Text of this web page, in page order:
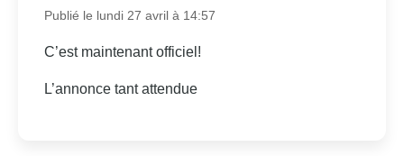
Publié le lundi 27 avril à 14:57
C’est maintenant officiel!
L’annonce tant attendue